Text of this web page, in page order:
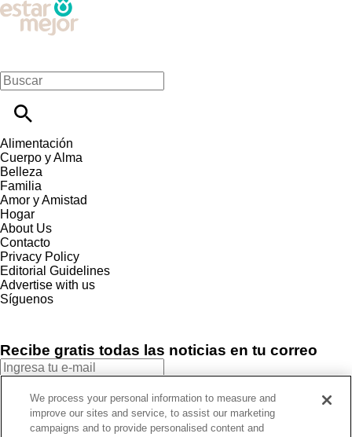
Alimentación
Cuerpo y Alma
Belleza
Familia
Amor y Amistad
Hogar
About Us
Contacto
Privacy Policy
Editorial Guidelines
Advertise with us
Síguenos
Recibe gratis todas las noticias en tu correo
SUSCRIBIRME
Este sitio está protegido por reCAPTCHA y Google
We process your personal information to measure and
improve our sites and service, to assist our marketing
campaigns and to provide personalised content and